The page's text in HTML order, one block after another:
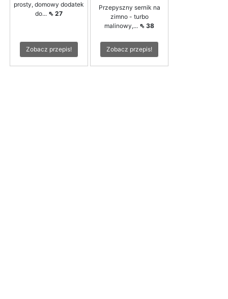
prosty, domowy dodatek
do... ⇖ 27
Zobacz przepis!
Przepyszny sernik na
zimno - turbo
malinowy,... ⇖ 38
Zobacz przepis!